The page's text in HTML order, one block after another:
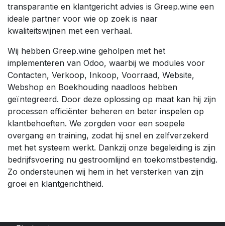
transparantie en klantgericht advies is Greep.wine een
ideale partner voor wie op zoek is naar
kwaliteitswijnen met een verhaal.
Wij hebben Greep.wine geholpen met het
implementeren van Odoo, waarbij we modules voor
Contacten, Verkoop, Inkoop, Voorraad, Website,
Webshop en Boekhouding naadloos hebben
geïntegreerd. Door deze oplossing op maat kan hij zijn
processen efficiënter beheren en beter inspelen op
klantbehoeften. We zorgden voor een soepele
overgang en training, zodat hij snel en zelfverzekerd
met het systeem werkt. Dankzij onze begeleiding is zijn
bedrijfsvoering nu gestroomlijnd en toekomstbestendig.
Zo ondersteunen wij hem in het versterken van zijn
groei en klantgerichtheid.